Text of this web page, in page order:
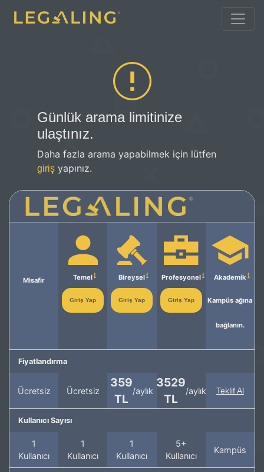
Günlük arama limitinize
ulaştınız.
Daha fazla arama yapabilmek için lütfen
giriş yapınız.
Misafir Temel
Giriş Yap
Bireysel
Giriş Yap
Profesyonel
Giriş Yap
Akademik
Kampüs ağına
bağlanın.
Fiyatlandırma
Ücretsiz Ücretsiz
359
TL
/aylık
3529
TL
/aylık Teklif Al
Kullanıcı Sayısı
1
Kullanıcı
1
Kullanıcı
1
Kullanıcı
5+
Kullanıcı
Kampüs